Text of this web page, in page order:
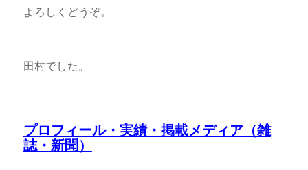
よろしくどうぞ。
田村でした。
プロフィール・実績・掲載メディア（雑
誌・新聞）